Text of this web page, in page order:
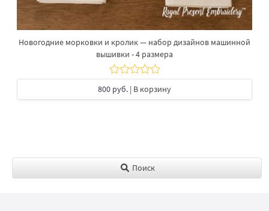
Новогодние морковки и кролик — набор дизайнов машинной
вышивки - 4 размера
800 руб. | В корзину
Поиск